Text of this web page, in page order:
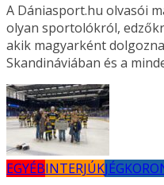
A Dániasport.hu olvasói
olyan sportolókról,
akik magyarként
Skandináviában és a
EGYÉBINTERJÚK